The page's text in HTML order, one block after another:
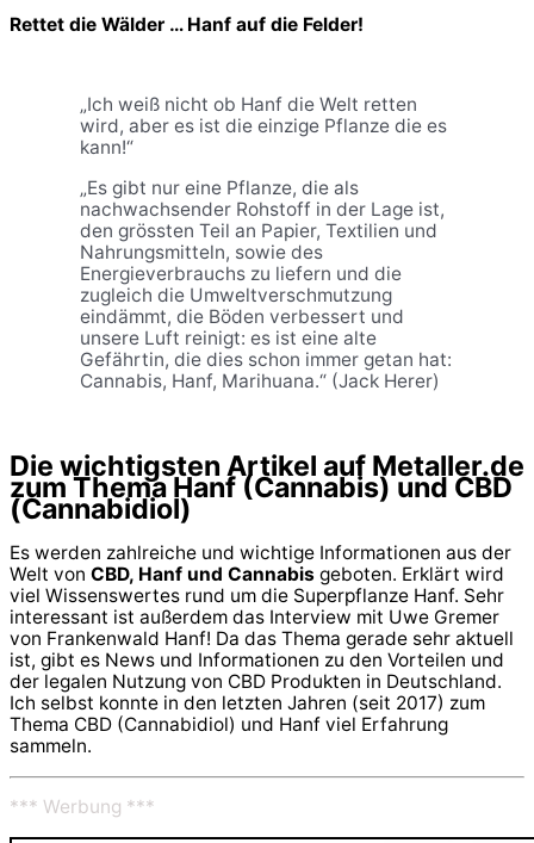
Rettet die Wälder … Hanf auf die Felder!
„Ich weiß nicht ob Hanf die Welt retten
wird, aber es ist die einzige Pflanze die es
kann!“
„Es gibt nur eine Pflanze, die als
nachwachsender Rohstoff in der Lage ist,
den grössten Teil an Papier, Textilien und
Nahrungsmitteln, sowie des
Energieverbrauchs zu liefern und die
zugleich die Umweltverschmutzung
eindämmt, die Böden verbessert und
unsere Luft reinigt: es ist eine alte
Gefährtin, die dies schon immer getan hat:
Cannabis, Hanf, Marihuana.“ (Jack Herer)
Die wichtigsten Artikel auf Metaller.de
zum Thema Hanf (Cannabis) und CBD
(Cannabidiol)
Es werden zahlreiche und wichtige Informationen aus der
Welt von CBD, Hanf und Cannabis geboten. Erklärt wird
viel Wissenswertes rund um die Superpflanze Hanf. Sehr
interessant ist außerdem das Interview mit Uwe Gremer
von Frankenwald Hanf! Da das Thema gerade sehr aktuell
ist, gibt es News und Informationen zu den Vorteilen und
der legalen Nutzung von CBD Produkten in Deutschland.
Ich selbst konnte in den letzten Jahren (seit 2017) zum
Thema CBD (Cannabidiol) und Hanf viel Erfahrung
sammeln.
*** Werbung ***